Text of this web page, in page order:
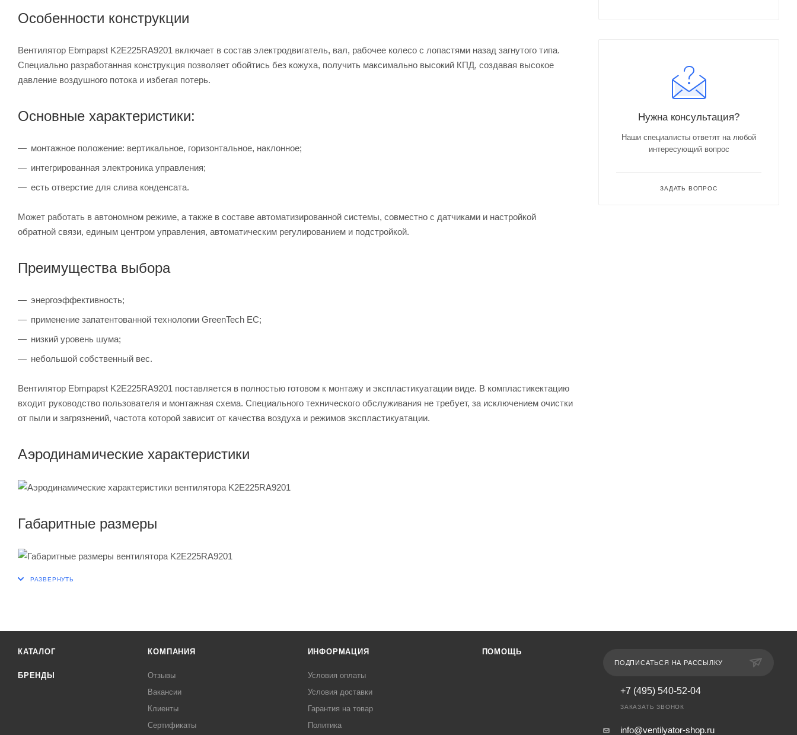
Особенности конструкции
Вентилятор Ebmpapst K2E225RA9201 включает в состав электродвигатель, вал, рабочее колесо с лопастями назад загнутого типа.
Специально разработанная конструкция позволяет обойтись без кожуха, получить максимально высокий КПД, создавая высокое
давление воздушного потока и избегая потерь.
Основные характеристики:
монтажное положение: вертикальное, горизонтальное, наклонное;
интегрированная электроника управления;
есть отверстие для слива конденсата.
Может работать в автономном режиме, а также в составе автоматизированной системы, совместно с датчиками и настройкой
обратной связи, единым центром управления, автоматическим регулированием и подстройкой.
Преимущества выбора
энергоэффективность;
применение запатентованной технологии GreenTech EC;
низкий уровень шума;
небольшой собственный вес.
Вентилятор Ebmpapst K2E225RA9201 поставляется в полностью готовом к монтажу и экспластикуатации виде. В компластикектацию
входит руководство пользователя и монтажная схема. Специального технического обслуживания не требует, за исключением очистки
от пыли и загрязнений, частота которой зависит от качества воздуха и режимов экспластикуатации.
Аэродинамические характеристики
Габаритные размеры
Нужна консультация?
Наши специалисты ответят на любой
интересующий вопрос
ЗАДАТЬ ВОПРОС
КАТАЛОГ
БРЕНДЫ
КОМПАНИЯ
Отзывы
Вакансии
Клиенты
Сертификаты
ИНФОРМАЦИЯ
Условия оплаты
Условия доставки
Гарантия на товар
Политика
ПОМОЩЬ
ПОДПИСАТЬСЯ НА РАССЫЛКУ
+7 (495) 540-52-04
ЗАКАЗАТЬ ЗВОНОК
info@ventilyator-shop.ru